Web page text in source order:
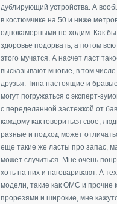
дублирующий устройства. А
в костюмчике на 50 и ниже
однокамерными не ходим. Как
здоровье подорвать, а потом
этого мучатся. А насчет ласт
высказывают многие, в том
друзья. Типа настоящие и
могут погружаться с эксперт-
с переделанной застежкой от
каждому как говориться свое,
разные и подход может
еще такие же ласты про запас,
может случиться. Мне очень
хоть на них и наговаривают. А
модели, такие как ОМС и прочие
прорезями и широкие, мне